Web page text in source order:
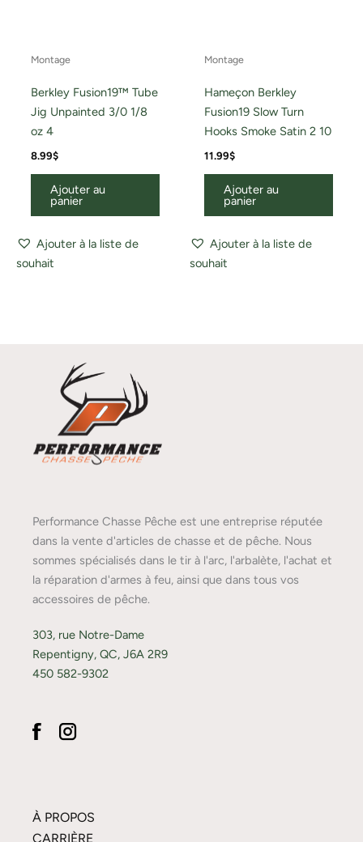
Montage
Berkley Fusion19™ Tube
Jig Unpainted 3/0 1/8
oz 4
8.99$
Ajouter au
panier
Ajouter à la liste de
souhait
Montage
Hameçon Berkley
Fusion19 Slow Turn
Hooks Smoke Satin 2 10
11.99$
Ajouter au
panier
Ajouter à la liste de
souhait
Performance Chasse Pêche est une entreprise réputée
dans la vente d'articles de chasse et de pêche. Nous
sommes spécialisés dans le tir à l'arc, l'arbalète, l'achat et
la réparation d'armes à feu, ainsi que dans tous vos
accessoires de pêche.
303, rue Notre-Dame
Repentigny, QC, J6A 2R9
450 582-9302
À PROPOS
CARRIÈRE